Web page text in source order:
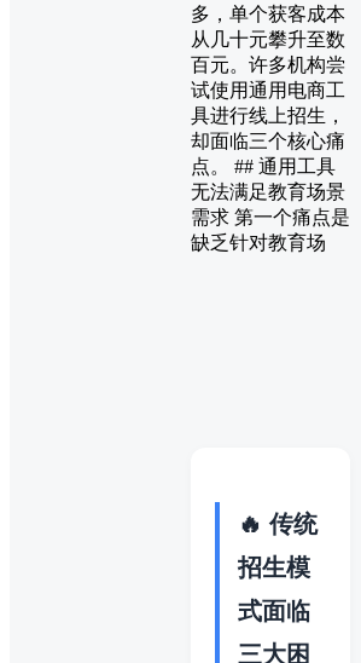
多，单个获客成本
从几十元攀升至数
百元。许多机构尝
试使用通用电商工
具进行线上招生，
却面临三个核心痛
点。 ## 通用工具
无法满足教育场景
需求 第一个痛点是
缺乏针对教育场
🔥 传统
招生模
式面临
三大困